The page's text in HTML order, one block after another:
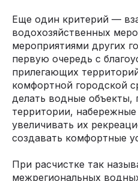
Еще один критерий —
водохозяйственных
мероприятиями других
первую очередь с
прилегающих
комфортной городской
делать водные
территории,
увеличивать их
создавать комфортные
При расчистке так
межрегиональных